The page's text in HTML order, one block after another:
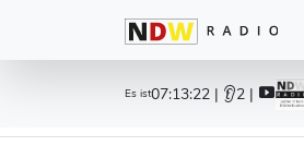
Es ist07:13:24 | 👂2 |